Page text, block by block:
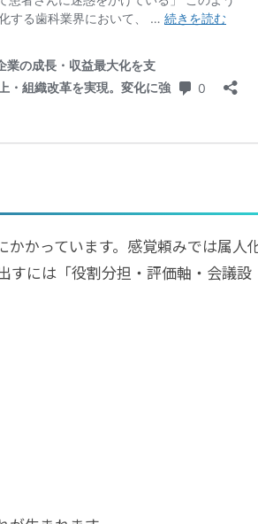
かっています。感覚頼みでは属人
すには「役割分担・評価軸・会議設